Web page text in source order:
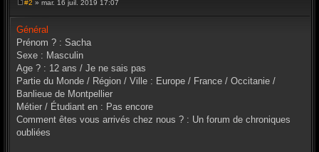
e
s
s
a
e
#2 » mar. 16 juil. 2019 17:07
Général
Prénom ? : Sacha
Sexe : Masculin
Age ? : 12 ans / Je ne sais pas
Partie du Monde / Région / Ville : Europe / France / Occitanie /
Banlieue de Montpellier
Métier / Étudiant en : Pas encore
Comment êtes vous arrivés chez nous ? : Un forum de chroniques
oubliées